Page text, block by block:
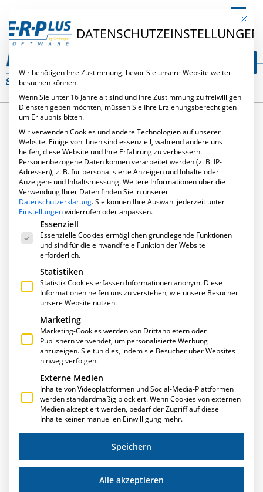
DE
SCHLAGWORT:
ERP-EINFÜHRUNG
METALLAKTUELL AUSGABE 2/2021 –
METALLBAU WILHELMER ERZÄHLT VON DER
E·R·PLUS-EINFÜHRUNG
ERPlus ist bei Metallbau Wilhelmer zentrales Werkzeug
und führendes Kommunikationsmittel aller Abteilungen
und Mitarbeiter. Das ERP-System hat Transparenz
geschaffen,
Durchlaufzeiten deutlich verkürzt und die Projekt-Effizienz
gesteigert.
Weiterlesen »
Mit
DATENSCHUTZEINSTELLUNGEN
Wir benötigen Ihre Zustimmung, bevor Sie unsere Website weiter
besuchen können.
Wenn Sie unter 16 Jahre alt sind und Ihre Zustimmung zu freiwilligen
Diensten geben möchten, müssen Sie Ihre Erziehungsberechtigten
um Erlaubnis bitten.
Wir verwenden Cookies und andere Technologien auf unserer
Website. Einige von ihnen sind essenziell, während andere uns
helfen, diese Website und Ihre Erfahrung zu verbessern.
Personenbezogene Daten können verarbeitet werden (z. B. IP-
Adressen), z. B. für personalisierte Anzeigen und Inhalte oder
Anzeigen- und Inhaltsmessung.Weitere Informationen über die
Verwendung Ihrer Daten finden Sie in unserer
Datenschutzerklärung.Sie können Ihre Auswahl jederzeit unter
Einstellungenwiderrufen oder anpassen.
Es folgt eine Liste der Service-Gruppen, für die eine
Essenziell
Essenzielle Cookies ermöglichen grundlegende Funktionen
und sind für die einwandfreie Funktion der Website
erforderlich.
Statistiken
Statistik Cookies erfassen Informationen anonym. Diese
Informationen helfen uns zu verstehen, wie unsere Besucher
unsere Website nutzen.
Marketing
Marketing-Cookies werden von Drittanbietern oder
Publishern verwendet, um personalisierte Werbung
anzuzeigen. Sie tun dies, indem sie Besucher über Websites
hinweg verfolgen.
Externe Medien
Inhalte von Videoplattformen und Social-Media-Plattformen
werden standardmäßig blockiert. Wenn Cookies von externen
Medien akzeptiert werden, bedarf der Zugriff auf diese
Inhalte keiner manuellen Einwilligung mehr.
Speichern
Alle akzeptieren